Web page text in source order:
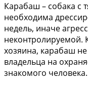
Карабаш – собака с
необходима
недель, иначе
неконтролируемой.
хозяина, карабаш не
владельца на
знакомого человека.